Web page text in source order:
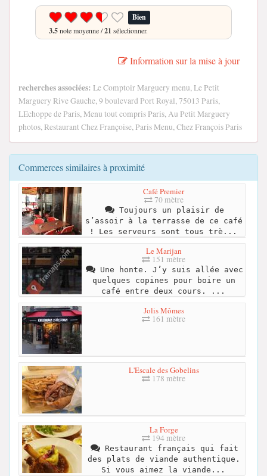
Bien
3.5note moyenne /21 sélectionner.
Information sur la mise à jour
recherches associées: Le Comptoir Marguery menu, Le Petit
Marguery Rive Gauche, 9 boulevard Port Royal, 75013 Paris,
LEchoppe de Paris, Menu tout compris Paris, Au Petit Marguery
photos, Restaurant Chez Françoise, Paris Menu, Chez François Paris
Commerces similaires à proximité
Café Premier
70 mètre
Toujours un plaisir de
s’assoir à la terrasse de ce café
! Les serveurs sont tous trè...
Le Marijan
151 mètre
Une honte. J’y suis allée avec
quelques copines pour boire un
café entre deux cours. ...
Jolis Mômes
161 mètre
L'Escale des Gobelins
178 mètre
La Forge
194 mètre
Restaurant français qui fait
des plats de viande authentique.
Si vous aimez la viande...